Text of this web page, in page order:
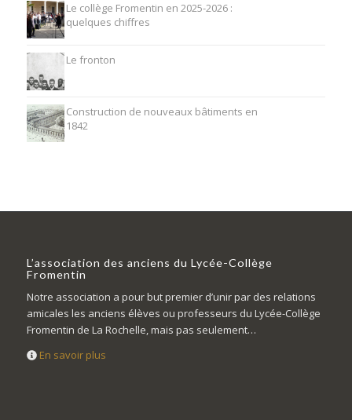
Le collège Fromentin en 2025-2026 :
quelques chiffres
Le fronton
Construction de nouveaux bâtiments en
1842
L’association des anciens du Lycée-Collège
Fromentin
Notre association a pour but premier d’unir par des relations
amicales les anciens élèves ou professeurs du Lycée-Collège
Fromentin de La Rochelle, mais pas seulement…
En savoir plus